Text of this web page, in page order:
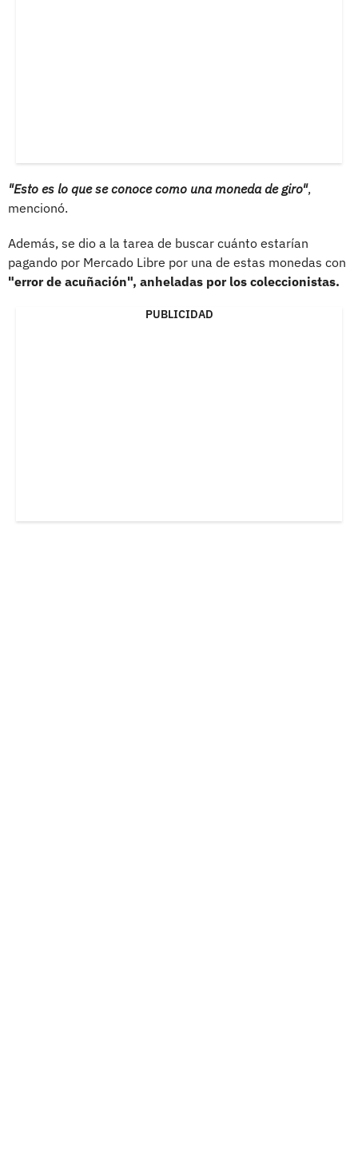
"Esto es lo que se conoce como una moneda de giro",
mencionó.
Además, se dio a la tarea de buscar cuánto estarían
pagando por Mercado Libre por una de estas monedas con
"error de acuñación", anheladas por los coleccionistas.
PUBLICIDAD